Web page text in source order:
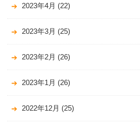
2023年4月 (22)
2023年3月 (25)
2023年2月 (26)
2023年1月 (26)
2022年12月 (25)